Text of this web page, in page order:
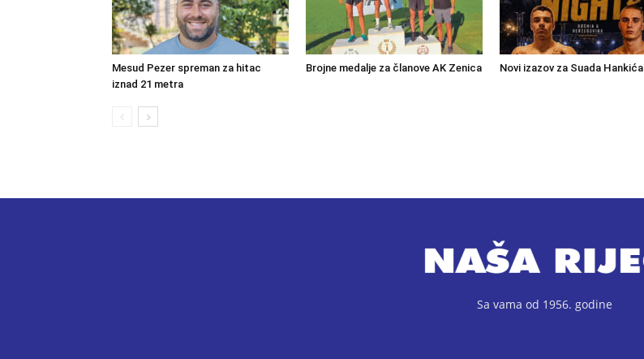
Mesud Pezer spreman za hitac
iznad 21 metra
Brojne medalje za članove AK Zenica Novi izazov za Suada Hankića
Sa vama od 1956. godine